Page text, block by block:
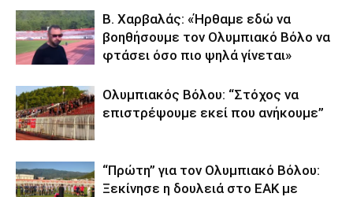
Β. Χαρβαλάς: «Ήρθαμε εδώ να
βοηθήσουμε τον Ολυμπιακό Βόλο να
φτάσει όσο πιο ψηλά γίνεται»
Ολυμπιακός Βόλου: “Στόχος να
επιστρέψουμε εκεί που ανήκουμε”
“Πρώτη” για τον Ολυμπιακό Βόλου:
Ξεκίνησε η δουλειά στο ΕΑΚ με